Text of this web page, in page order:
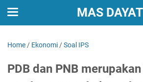
MAS DAYAT
Home / Ekonomi /Soal IPS
PDB dan PNB